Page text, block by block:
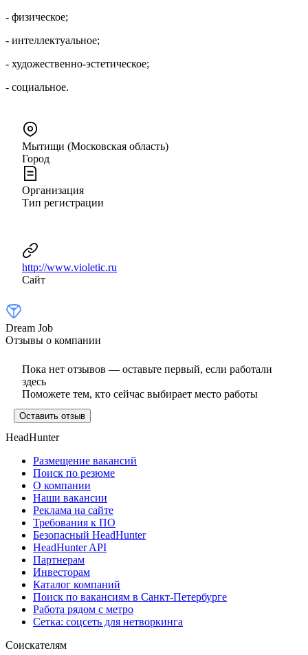
- физическое;
- интеллектуальное;
- художественно-эстетическое;
- социальное.
Мытищи (Московская область)
Город
Организация
Тип регистрации
http://www.violetic.ru
Сайт
Dream Job
Отзывы о компании
Пока нет отзывов — оставьте первый, если работали
здесь
Поможете тем, кто сейчас выбирает место работы
Оставить отзыв
HeadHunter
Размещение вакансий
Поиск по резюме
О компании
Наши вакансии
Реклама на сайте
Требования к ПО
Безопасный HeadHunter
HeadHunter API
Партнерам
Инвесторам
Каталог компаний
Поиск по вакансиям в Санкт-Петербурге
Работа рядом с метро
Сетка: соцсеть для нетворкинга
Соискателям